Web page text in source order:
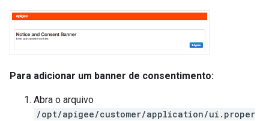
Para adicionar um banner de consentimento:
Abra o arquivo
/opt/apigee/customer/application/ui.proper